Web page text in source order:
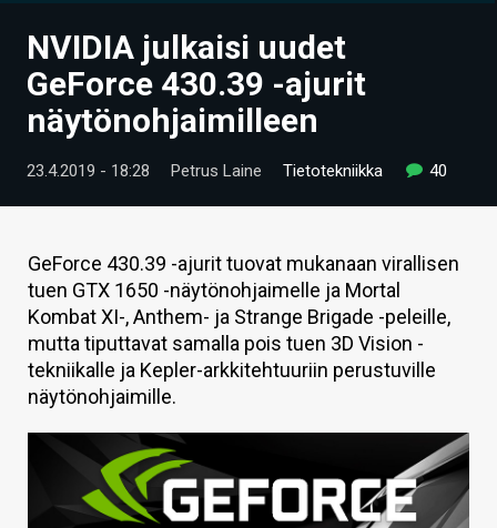
UUTISET
ARTIKKELIT
VIDEOT
TECHBBS
TIETOA
HINTA.FI
KAUPPA
VAIHDA TEEMA
HAKU
NVIDIA julkaisi uudet
GeForce 430.39 -ajurit
näytönohjaimilleen
23.4.2019 - 18:28 Petrus Laine Tietotekniikka 40
GeForce 430.39 -ajurit tuovat mukanaan virallisen
tuen GTX 1650 -näytönohjaimelle ja Mortal
Kombat XI-, Anthem- ja Strange Brigade -peleille,
mutta tiputtavat samalla pois tuen 3D Vision -
tekniikalle ja Kepler-arkkitehtuuriin perustuville
näytönohjaimille.